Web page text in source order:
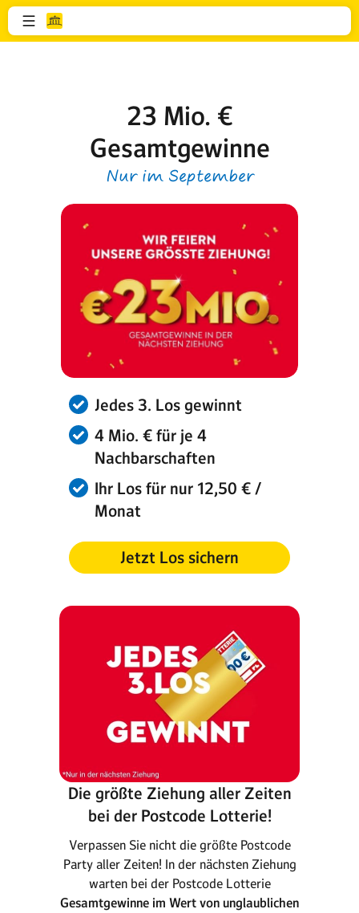
23 Mio. €
Gesamtgewinne
Nur im September
Jedes 3. Los gewinnt
4 Mio. € für je 4
Nachbarschaften
Ihr Los für nur 12,50 € /
Monat
Jetzt Los sichern
Die größte Ziehung aller Zeiten
bei der Postcode Lotterie!
Verpassen Sie nicht die größte Postcode
Party aller Zeiten! In der nächsten Ziehung
warten bei der Postcode Lotterie
Gesamtgewinne im Wert von unglaublichen